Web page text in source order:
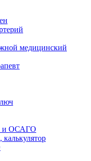
медицинский
и ОСАГО